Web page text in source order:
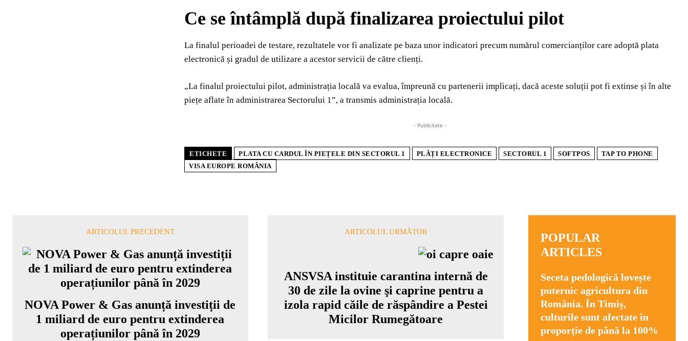
Ce se întâmplă după finalizarea proiectului pilot
La finalul perioadei de testare, rezultatele vor fi analizate pe baza unor indicatori precum numărul comercianților care adoptă plata
electronică și gradul de utilizare a acestor servicii de către clienți.
„La finalul proiectului pilot, administrația locală va evalua, împreună cu partenerii implicați, dacă aceste soluții pot fi extinse și în alte
piețe aflate în administrarea Sectorului 1”, a transmis administrația locală.
- Publicitate -
ETICHETE PLATA CU CARDUL ÎN PIEȚELE DIN SECTORUL 1 PLĂȚI ELECTRONICE SECTORUL 1 SOFTPOS
TAP TO PHONE
VISA EUROPE ROMÂNIA
ARTICOLUL PRECEDENT
NOVA Power & Gas anunță investiții de
1 miliard de euro pentru extinderea
operațiunilor până în 2029
ARTICOLUL URMĂTOR
ANSVSA instituie carantina internă de
30 de zile la ovine şi caprine pentru a
izola rapid căile de răspândire a Pestei
Micilor Rumegătoare
POPULAR
ARTICLES
Seceta pedologică lovește
puternic agricultura din
România. În Timiș,
culturile sunt afectate în
proporție de până la 100%